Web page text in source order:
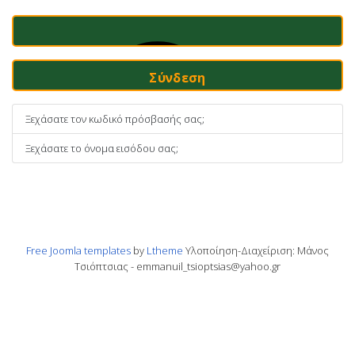
Σύνδεση
Ξεχάσατε τον κωδικό πρόσβασής σας;
Ξεχάσατε το όνομα εισόδου σας;
Free Joomla templates by Ltheme Υλοποίηση-Διαχείριση: Μάνος
Τσιόπτσιας - emmanuil_tsioptsias@yahoo.gr